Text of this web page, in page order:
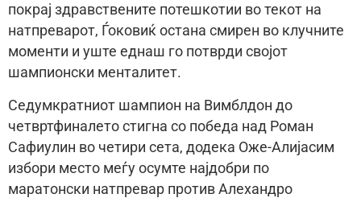
покрај здравствените потешкотии во текот на
натпреварот, Ѓоковиќ остана смирен во клучните
моменти и уште еднаш го потврди својот
шампионски менталитет.
Седумкратниот шампион на Вимблдон до
четвртфиналето стигна со победа над Роман
Сафиулин во четири сета, додека Оже-Алијасим
избори место меѓу осумте најдобри по
маратонски натпревар против Алехандро